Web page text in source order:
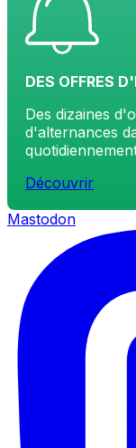
DES OFFRES
Des dizaines
d'alternances
Découvrir
Mastodon